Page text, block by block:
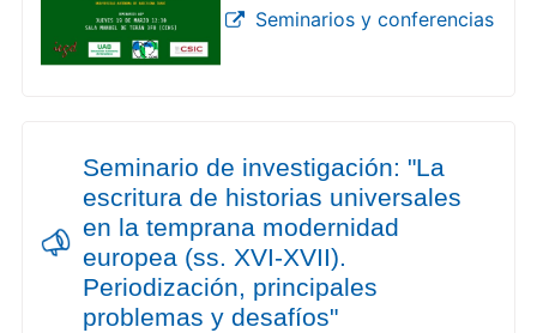
Seminarios y conferencias
Seminario de investigación: "La
escritura de historias universales
en la temprana modernidad
europea (ss. XVI-XVII).
Periodización, principales
problemas y desafíos"